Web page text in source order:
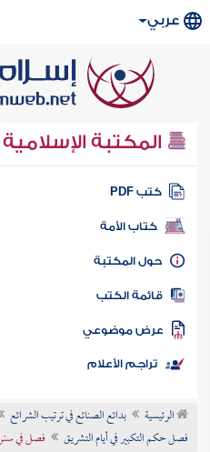
عربي
المكتبة الإسلامية
كتب PDF
كتاب الأمة
المكتبة
الكتب
موضوعي
تراجم الأعلام
الرئيسية بدائع الصنائع في ترتيب الشرائع
فصل حكم التكبير في أيام التشريق
فصل في سنن